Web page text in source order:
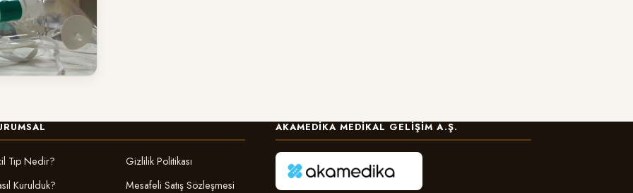
dkokuma
Tıp Nedir?
Kurulduk?
Gizlilik Politikası
Mesafeli Satış Sözleşmesi
AKAMEDIKA MEDIKAL GELIŞIM A.Ş.